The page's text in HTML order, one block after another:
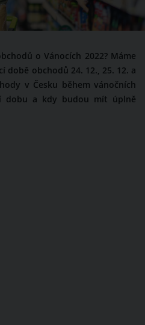
o Vánocích 2022? Máme
době obchodů 24. 12., 25. 12. a
v Česku během vánočních
dobu a kdy budou mít úplně